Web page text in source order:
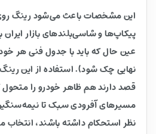
این مشخصات باعث می‌شود رینگ
پیکاپ‌ها و شاسی‌بلندهای بازار
عین حال که باید با جدول فنی هر
نهایی چک شود). استفاده از این
قصد دارند هم ظاهر خودرو را
مسیرهای آفرودی سبک تا
نظر استحکام داشته باشند،